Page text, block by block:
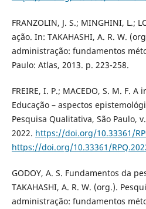
FRANZOLIN, J. S.; MINGHINI, L.;
ação. In: TAKAHASHI, A. R. W.
administração: fundamentos
Paulo: Atlas, 2013. p. 223-258.
FREIRE, I. P.; MACEDO, S. M. F.
Educação – aspectos
Pesquisa Qualitativa, São Paulo,
2022. https://doi.org/10.33361/
https://doi.org/10.33361/
GODOY, A. S. Fundamentos da
TAKAHASHI, A. R. W. (org.).
administração: fundamentos